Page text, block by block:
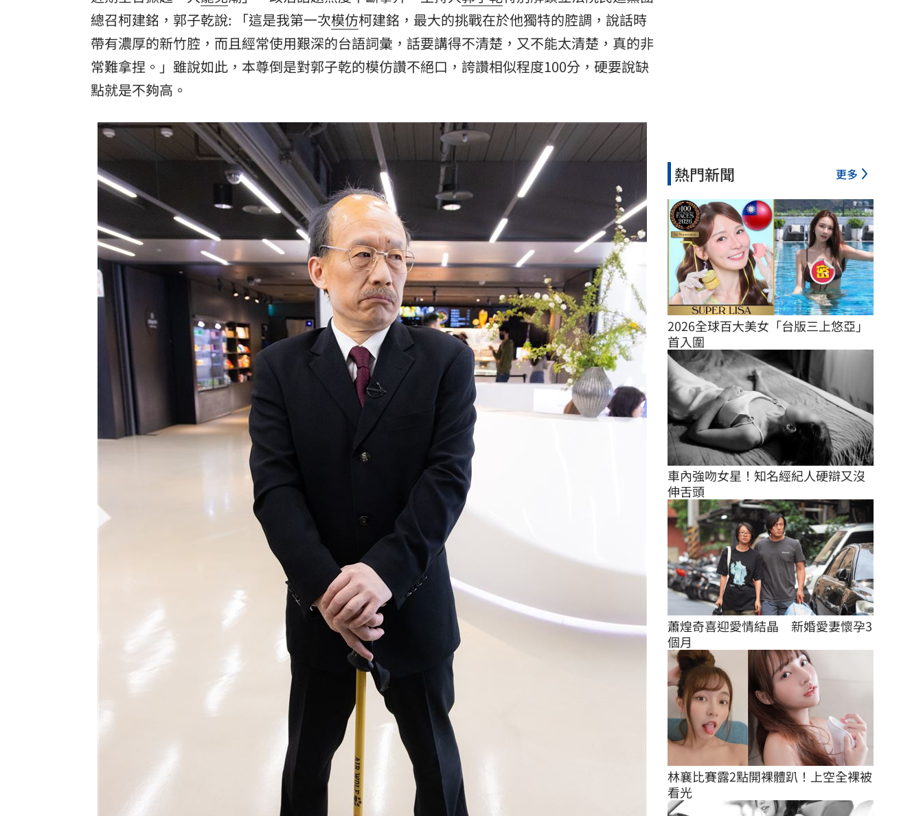
總召柯建銘，郭子乾說: 「這是我第一次模仿柯建銘，最大的挑戰在於他獨特的腔調，說話時
帶有濃厚的新竹腔，而且經常使用艱深的台語詞彙，話要講得不清楚，又不能太清楚，真的非
常難拿捏。」雖說如此，本尊倒是對郭子乾的模仿讚不絕口，誇讚相似程度100分，硬要說缺
點就是不夠高。
熱門新聞 更多
2026全球百大美女「台版三上悠亞」
首入圍
車內強吻女星！知名經紀人硬辯又沒
伸舌頭
蕭煌奇喜迎愛情結晶　新婚愛妻懷孕3
個月
林襄比賽露2點開裸體趴！上空全裸被
看光